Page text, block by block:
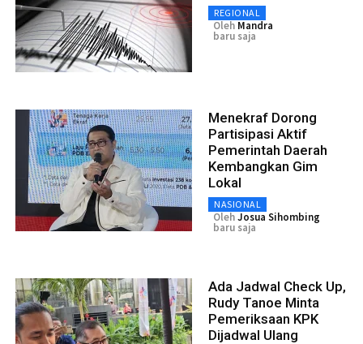
REGIONAL
Oleh Mandra
baru saja
Menekraf Dorong
Partisipasi Aktif
Pemerintah Daerah
Kembangkan Gim
Lokal
NASIONAL
OlehJosua Sihombing
baru saja
Ada Jadwal Check Up,
Rudy Tanoe Minta
Pemeriksaan KPK
Dijadwal Ulang